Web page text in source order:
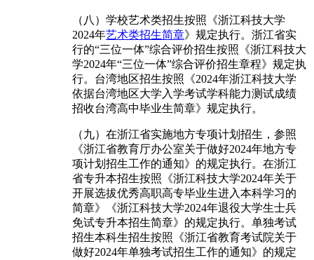
（八）学校艺术类招生按照《浙江科技大学
2024年艺术类招生简章》规定执行。浙江省实
行的“三位一体”综合评价招生按照《浙江科技大
学2024年“三位一体”综合评价招生章程》规定执
行。台湾地区招生按照《2024年浙江科技大学
依据台湾地区大学入学考试学科能力测试成绩
招收台湾高中毕业生简章》规定执行。
（九）在浙江省实施地方专项计划招生，参照
《浙江省教育厅办公室关于做好2024年地方专
项计划招生工作的通知》的规定执行。在浙江
省专升本招生按照《浙江科技大学2024年关于
开展选拔优秀高职高专毕业生进入本科学习的
简章》《浙江科技大学2024年退役大学生士兵
免试专升本招生简章》的规定执行。单独考试
招生本科生招生按照《浙江省教育考试院关于
做好2024年单独考试招生工作的通知》的规定